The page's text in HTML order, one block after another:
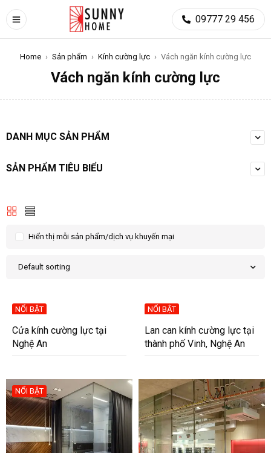
09777 29 456
Home › Sản phẩm › Kính cường lực › Vách ngăn kính cường lực
Vách ngăn kính cường lực
DANH MỤC SẢN PHẨM
SẢN PHẨM TIÊU BIỂU
Default sorting
Hiển thị mỗi sản phẩm/dịch vụ khuyến mại
NỔI BẬT
Cửa kính cường lực tại
Nghệ An
NỔI BẬT
Lan can kính cường lực tại
thành phố Vinh, Nghệ An
NỔI BẬT